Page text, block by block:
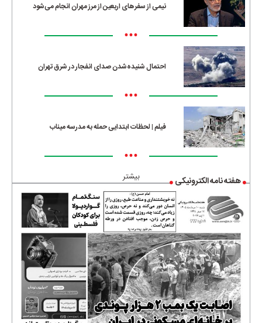
نیمی از سفرهای اربعین از مرز مهران انجام می‌شود
•••
احتمال شنیده‌شدن صدای انفجار در شرق تهران
•••
فیلم | لحظات ابتدایی حمله به مدرسه میناب
•••
بیشتر هفته نامه الکترونیکی